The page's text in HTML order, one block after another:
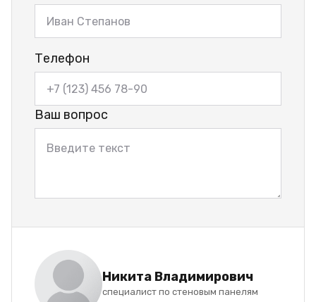
Телефон
Ваш вопрос
Никита Владимирович
специалист по стеновым панелям